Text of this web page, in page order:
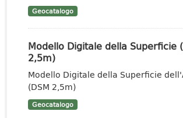
Geocatalogo
Modello Digitale della Superficie
2,5m)
Modello Digitale della Superficie
(DSM 2,5m)
Geocatalogo